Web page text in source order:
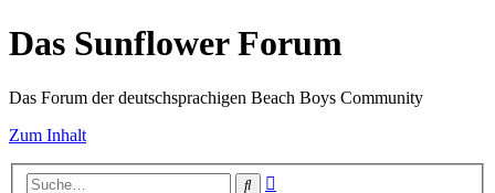
Das Sunflower Forum
Das Forum der deutschsprachigen Beach Boys Community
Zum Inhalt
Suche